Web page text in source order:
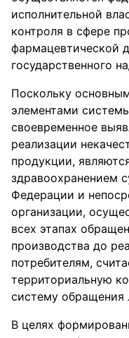
исполнительной
контроля в сфере
фармацевтической
государственного
Поскольку
элементами
своевременное
реализации
продукции,
здравоохранением
Федерации и
организации,
всех этапах
производства до
потребителям,
территориальную
систему обращения
В целях